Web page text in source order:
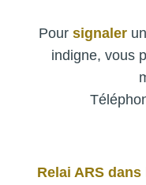
Pour signalerun
indigne, vous
Relai ARS